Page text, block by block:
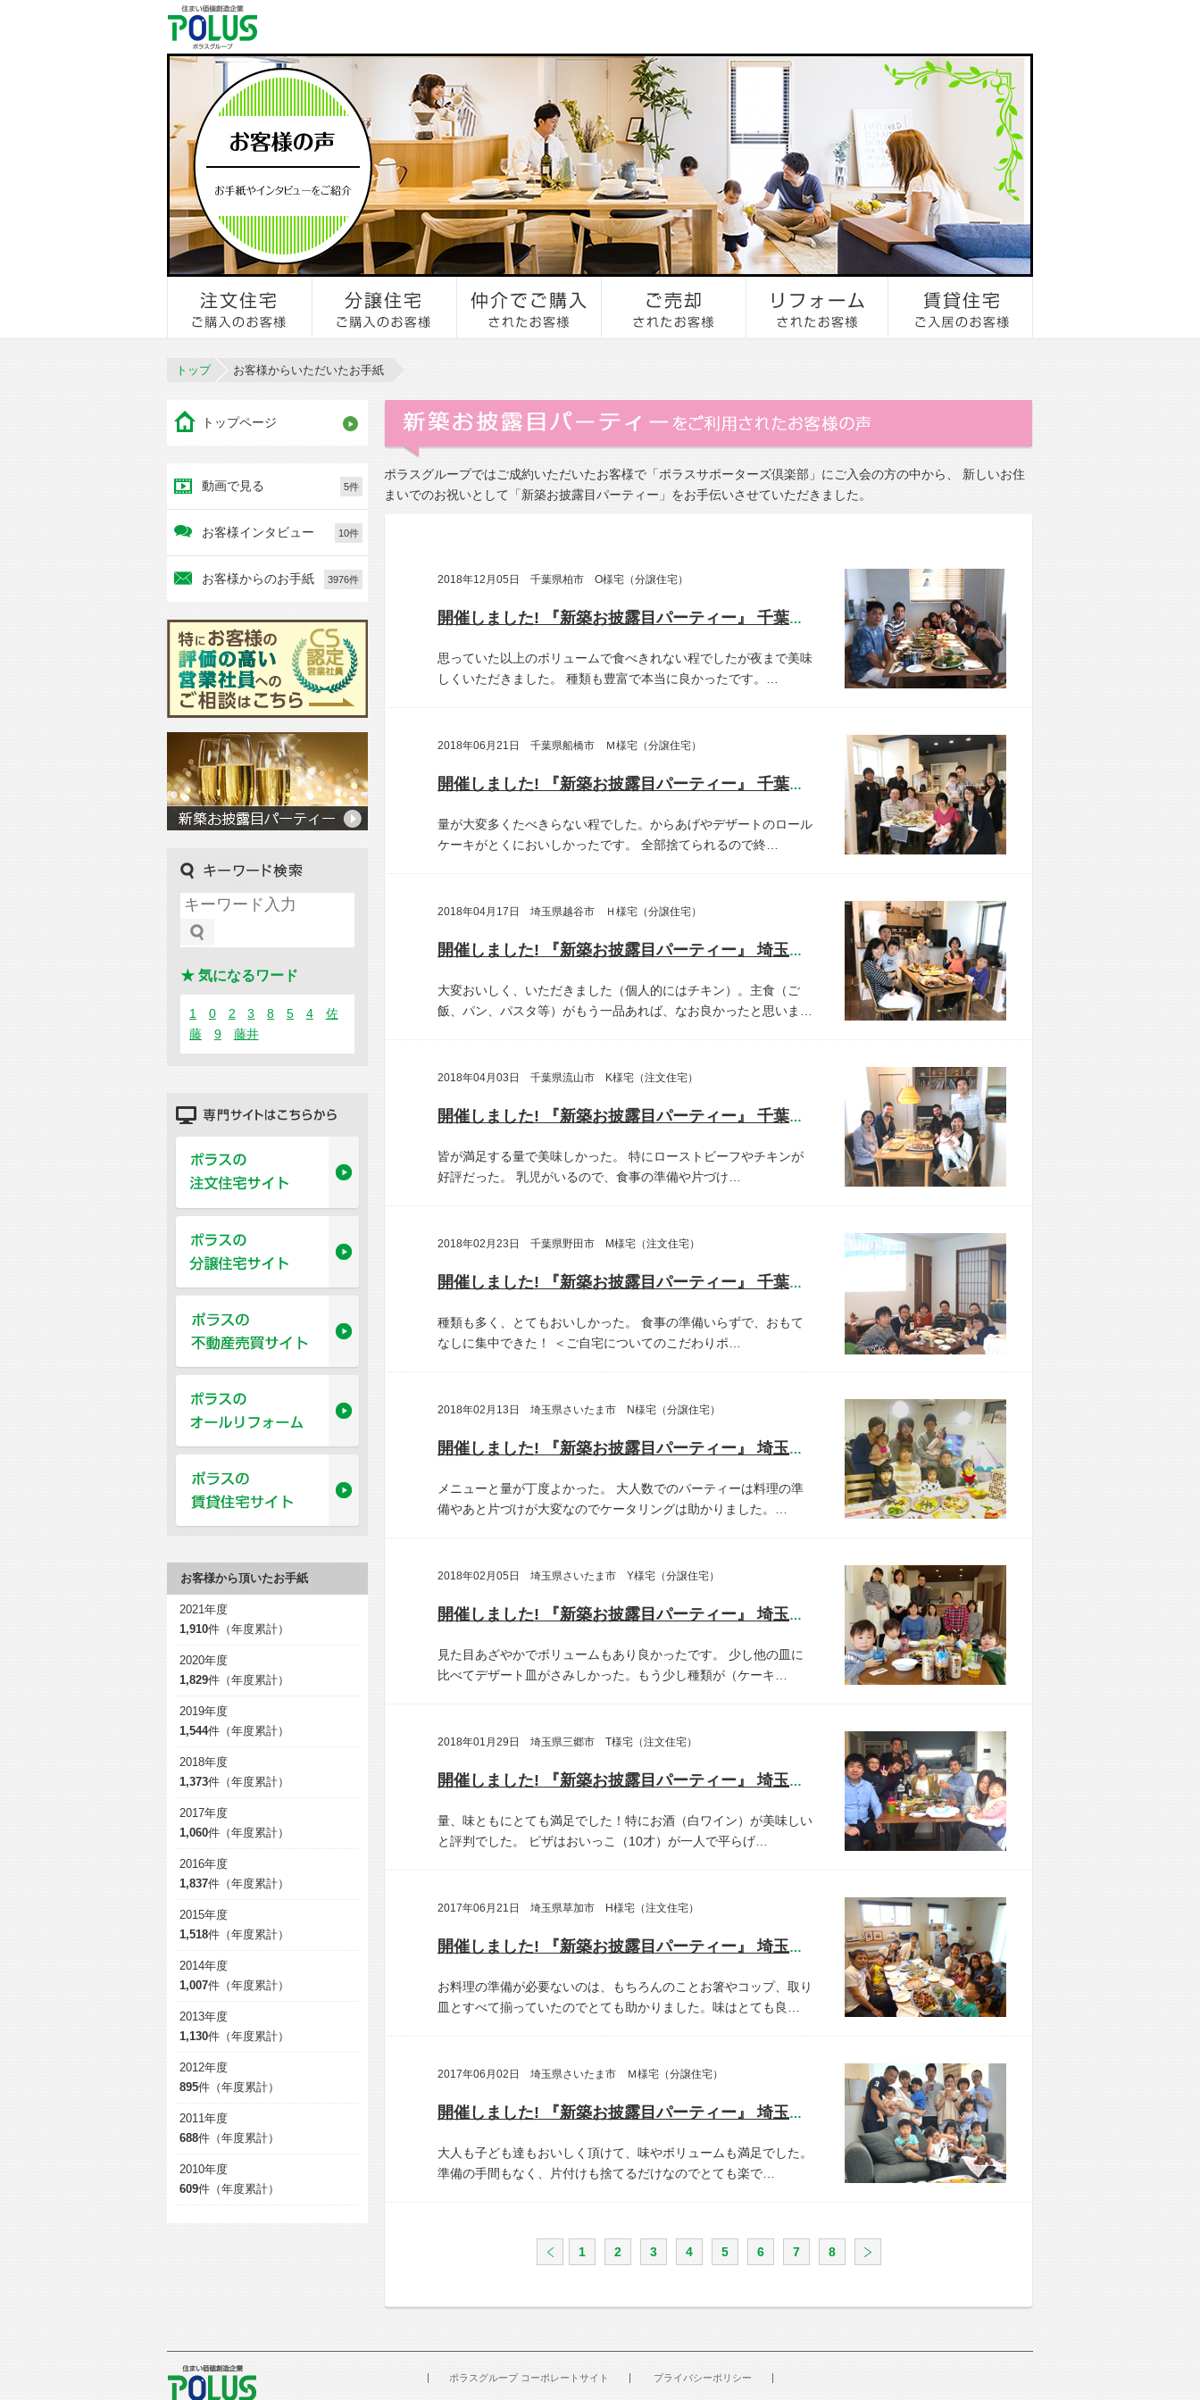
トップ お客様からいただいたお手紙
ポラスグループではご成約いただいたお客様で「ポラスサポーターズ倶楽部」にご入会の方の中から、 新しいお住
まいでのお祝いとして「新築お披露目パーティー」をお手伝いさせていただきました。
2018年12月05日 千葉県柏市 O様宅（分譲住宅）
開催しました! 『新築お披露目パーティー』 千葉県柏市 O様宅
思っていた以上のボリュームで食べきれない程でしたが夜まで美味
しくいただきました。
種類も豊富で本当に良かったです。…
2018年06月21日 千葉県船橋市 Ｍ様宅（分譲住宅）
開催しました! 『新築お披露目パーティー』 千葉県船橋市 M様宅
量が大変多くたべきらない程でした。からあげやデザートのロール
ケーキがとくにおいしかったです。
全部捨てられるので終…
2018年04月17日 埼玉県越谷市 Ｈ様宅（分譲住宅）
開催しました! 『新築お披露目パーティー』 埼玉県越谷市 H様宅
大変おいしく、いただきました（個人的にはチキン）。主食（ご
飯、パン、パスタ等）がもう一品あれば、なお良かったと思いま…
2018年04月03日 千葉県流山市 K様宅（注文住宅）
開催しました! 『新築お披露目パーティー』 千葉県流山市 K様宅
皆が満足する量で美味しかった。
特にローストビーフやチキンが
好評だった。
乳児がいるので、食事の準備や片づけ…
2018年02月23日 千葉県野田市 M様宅（注文住宅）
開催しました! 『新築お披露目パーティー』 千葉県野田市 M様宅
種類も多く、とてもおいしかった。
食事の準備いらずで、おもて
なしに集中できた！
＜ご自宅についてのこだわりポ…
2018年02月13日 埼玉県さいたま市 N様宅（分譲住宅）
開催しました! 『新築お披露目パーティー』 埼玉県さいたま市 N様宅
メニューと量が丁度よかった。
大人数でのパーティーは料理の準
備やあと片づけが大変なのでケータリングは助かりました。…
2018年02月05日 埼玉県さいたま市 Y様宅（分譲住宅）
開催しました! 『新築お披露目パーティー』 埼玉県さいたま市 Y様宅
見た目あざやかでボリュームもあり良かったです。
少し他の皿に
比べてデザート皿がさみしかった。もう少し種類が（ケーキ…
2018年01月29日 埼玉県三郷市 T様宅（注文住宅）
開催しました! 『新築お披露目パーティー』 埼玉県三郷市 T様宅
量、味ともにとても満足でした！特にお酒（白ワイン）が美味しい
と評判でした。
ピザはおいっこ（10才）が一人で平らげ…
2017年06月21日 埼玉県草加市 H様宅（注文住宅）
開催しました! 『新築お披露目パーティー』 埼玉県草加市 H様宅
お料理の準備が必要ないのは、もちろんのことお箸やコップ、取り
皿とすべて揃っていたのでとても助かりました。味はとても良…
2017年06月02日 埼玉県さいたま市 Ｍ様宅（分譲住宅）
開催しました! 『新築お披露目パーティー』 埼玉県さいたま市 Y様宅
大人も子ども達もおいしく頂けて、味やボリュームも満足でした。
準備の手間もなく、片付けも捨てるだけなのでとても楽で…
1 2 3 4 5 6 7 8
トップページ
動画で見る 5件
お客様インタビュー 10件
お客様からのお手紙 3976件
★ 気になるワード
1 0 2 3 8 5 4
佐
藤
9 藤井
お客様から頂いたお手紙
2021年度
1,910件（年度累計）
2020年度
1,829件（年度累計）
2019年度
1,544件（年度累計）
2018年度
1,373件（年度累計）
2017年度
1,060件（年度累計）
2016年度
1,837件（年度累計）
2015年度
1,518件（年度累計）
2014年度
1,007件（年度累計）
2013年度
1,130件（年度累計）
2012年度
895件（年度累計）
2011年度
688件（年度累計）
2010年度
609件（年度累計）
ポラスグループ コーポレートサイト
プライバシーポリシー